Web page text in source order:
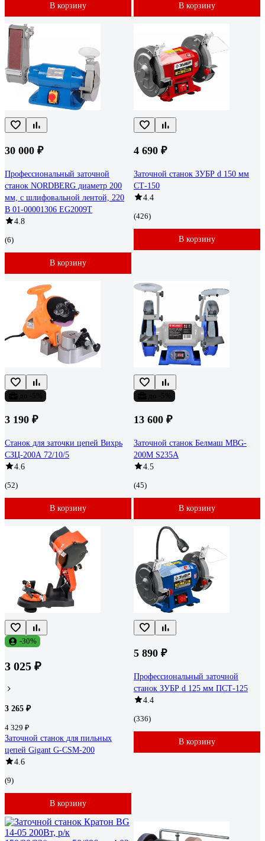
В корзину В корзину
30 000 ₽
Профессиональный заточной
станок NORDBERG диаметр 200
мм, с шлифовальной лентой, 220
В 01-00001306 EG2009T
4.8
(6)
В корзину
4 690 ₽
Заточной станок ЗУБР d 150 мм
СТ-150
4.4
(426)
В корзину
3 190 ₽
Станок для заточки цепей Вихрь
СЗЦ-200А 72/10/5
4.6
(52)
В корзину
13 600 ₽
Заточной станок Белмаш MBG-
200M S235A
4.5
(45)
В корзину
-30%
3 025 ₽
3 265 ₽
4 329 ₽
Заточной станок для пильных
цепей Gigant G-CSM-200
4.6
(9)
В корзину
5 890 ₽
Профессиональный заточной
станок ЗУБР d 125 мм ПСТ-125
4.4
(336)
В корзину